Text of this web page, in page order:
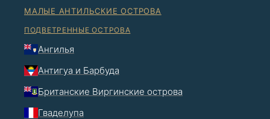
МАЛЫЕ АНТИЛЬСКИЕ ОСТРОВА
ПОДВЕТРЕННЫЕ ОСТРОВА
Ангилья
Антигуа и Барбуда
Британские Виргинские острова
Гваделупа